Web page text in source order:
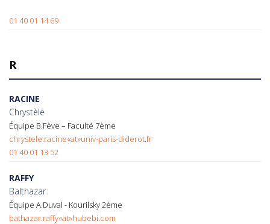
01 40 01 14 69
R
RACINE
Chrystèle
Équipe B.Fève – Faculté 7ème
chrystele.racine«at»univ-paris-diderot.fr
01 40 01 13 52
RAFFY
Balthazar
Équipe A.Duval - Kourilsky 2ème
bathazar.raffy«at»hubebi.com